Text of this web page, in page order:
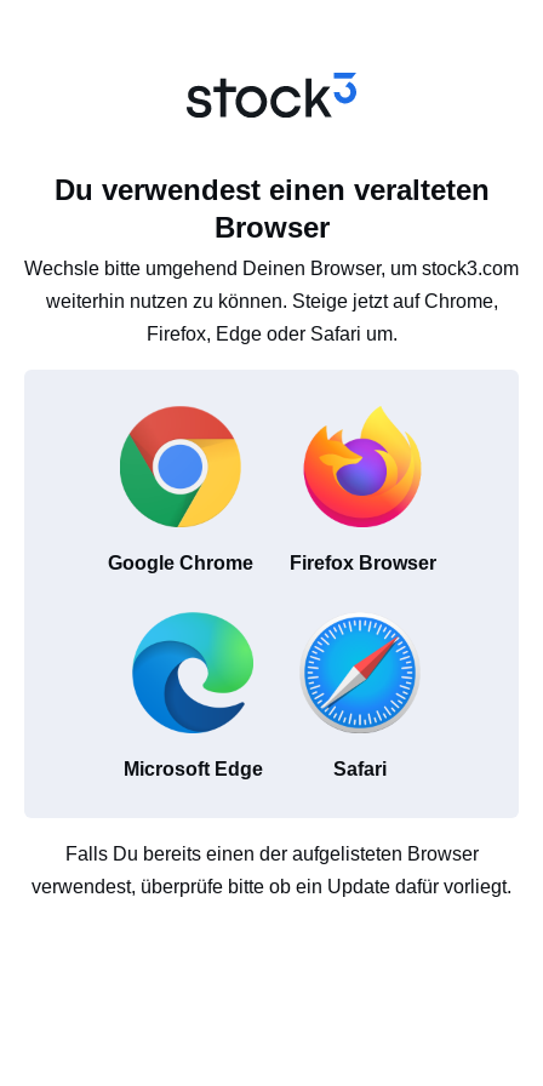
Du verwendest einen veralteten
Browser
Wechsle bitte umgehend Deinen Browser, um stock3.com
weiterhin nutzen zu können. Steige jetzt auf Chrome,
Firefox, Edge oder Safari um.
Google Chrome Firefox Browser
Microsoft Edge Safari
Falls Du bereits einen der aufgelisteten Browser
verwendest, überprüfe bitte ob ein Update dafür vorliegt.